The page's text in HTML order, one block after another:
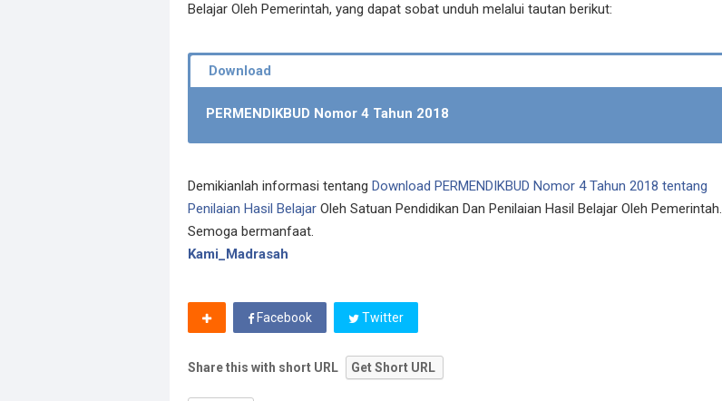
Belajar Oleh Pemerintah, yang dapat sobat unduh melalui tautan berikut:
PERMENDIKBUD Nomor 4 Tahun 2018
Demikianlah informasi tentang Download PERMENDIKBUD Nomor 4 Tahun 2018 tentang
Penilaian Hasil Belajar Oleh Satuan Pendidikan Dan Penilaian Hasil Belajar Oleh Pemerintah.
Semoga bermanfaat.
Kami_Madrasah
Facebook Twitter
Share this with short URL Get Short URL